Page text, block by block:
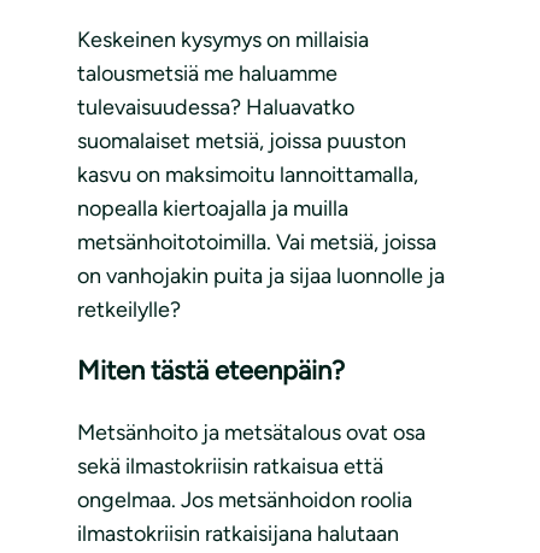
Keskeinen kysymys on millaisia
talousmetsiä me haluamme
tulevaisuudessa? Haluavatko
suomalaiset metsiä, joissa puuston
kasvu on maksimoitu lannoittamalla,
nopealla kiertoajalla ja muilla
metsänhoitotoimilla. Vai metsiä, joissa
on vanhojakin puita ja sijaa luonnolle ja
retkeilylle?
Miten tästä eteenpäin?
Metsänhoito ja metsätalous ovat osa
sekä ilmastokriisin ratkaisua että
ongelmaa. Jos metsänhoidon roolia
ilmastokriisin ratkaisijana halutaan